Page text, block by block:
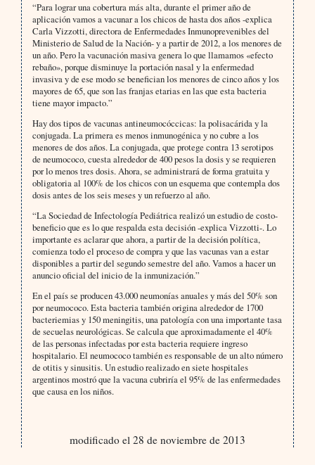
“Para lograr una cobertura más alta, durante el primer año de
aplicación vamos a vacunar a los chicos de hasta dos años -explica
Carla Vizzotti, directora de Enfermedades Inmunoprevenibles del
Ministerio de Salud de la Nación- y a partir de 2012, a los menores de
un año. Pero la vacunación masiva genera lo que llamamos «efecto
rebaño», porque disminuye la portación nasal y la enfermedad
invasiva y de ese modo se benefician los menores de cinco años y los
mayores de 65, que son las franjas etarias en las que esta bacteria
tiene mayor impacto.”
Hay dos tipos de vacunas antineumocóccicas: la polisacárida y la
conjugada. La primera es menos inmunogénica y no cubre a los
menores de dos años. La conjugada, que protege contra 13 serotipos
de neumococo, cuesta alrededor de 400 pesos la dosis y se requieren
por lo menos tres dosis. Ahora, se administrará de forma gratuita y
obligatoria al 100% de los chicos con un esquema que contempla dos
dosis antes de los seis meses y un refuerzo al año.
“La Sociedad de Infectología Pediátrica realizó un estudio de costo-
beneficio que es lo que respalda esta decisión -explica Vizzotti-. Lo
importante es aclarar que ahora, a partir de la decisión política,
comienza todo el proceso de compra y que las vacunas van a estar
disponibles a partir del segundo semestre del año. Vamos a hacer un
anuncio oficial del inicio de la inmunización.”
En el país se producen 43.000 neumonías anuales y más del 50% son
por neumococo. Esta bacteria también origina alrededor de 1700
bacteriemias y 150 meningitis, una patología con una importante tasa
de secuelas neurológicas. Se calcula que aproximadamente el 40%
de las personas infectadas por esta bacteria requiere ingreso
hospitalario. El neumococo también es responsable de un alto número
de otitis y sinusitis. Un estudio realizado en siete hospitales
argentinos mostró que la vacuna cubriría el 95% de las enfermedades
que causa en los niños.
modificado el 28 de noviembre de 2013